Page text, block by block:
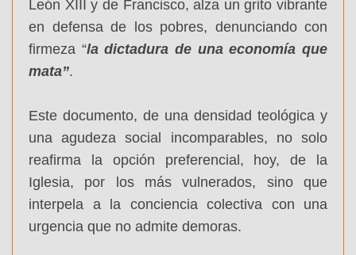
León XIII y de Francisco, alza un grito vibrante
en defensa de los pobres, denunciando con
firmeza “la dictadura de una economía que
mata”.
Este documento, de una densidad teológica y
una agudeza social incomparables, no solo
reafirma la opción preferencial, hoy, de la
Iglesia, por los más vulnerados, sino que
interpela a la conciencia colectiva con una
urgencia que no admite demoras.